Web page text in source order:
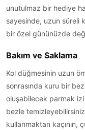
unutulmaz bir hediye
sayesinde, uzun süreli
bir özel gününüzde
Bakım ve Saklama
Kol düğmesinin uzun
sonrasında kuru bir
oluşabilecek parmak
bezle
kullanmaktan kaçının,